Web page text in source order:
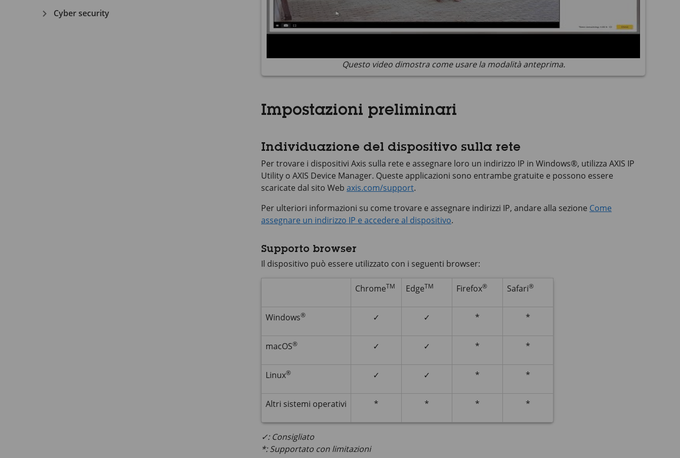
Cyber security
Questo video dimostra come usare la modalità anteprima.
Impostazioni preliminari
Individuazione del dispositivo sulla rete
Per trovare i dispositivi Axis sulla rete e assegnare loro un indirizzo IP in Windows®, utilizza AXIS IP
Utility o AXIS Device Manager. Queste applicazioni sono entrambe gratuite e possono essere
scaricate dal sito Web axis.com/support.
Per ulteriori informazioni su come trovare e assegnare indirizzi IP, andare alla sezione Come
assegnare un indirizzo IP e accedere al dispositivo.
Supporto browser
Il dispositivo può essere utilizzato con i seguenti browser:
ChromeTM EdgeTM Firefox® Safari®
Windows® ✓ ✓ * *
macOS® ✓ ✓ * *
Linux® ✓ ✓ * *
Altri sistemi operativi * * * *
✓: Consigliato
*: Supportato con limitazioni